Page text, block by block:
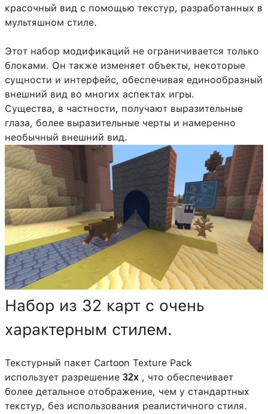
красочный вид с помощью текстур, разработанных в
мультяшном стиле.
Этот набор модификаций не ограничивается только
блоками. Он также изменяет объекты, некоторые
сущности и интерфейс, обеспечивая единообразный
внешний вид во многих аспектах игры.
Существа, в частности, получают выразительные
глаза, более выразительные черты и намеренно
необычный внешний вид.
Набор из 32 карт с очень
характерным стилем.
Текстурный пакет Cartoon Texture Pack
использует разрешение 32x , что обеспечивает
более детальное отображение, чем у стандартных
текстур, без использования реалистичного стиля.